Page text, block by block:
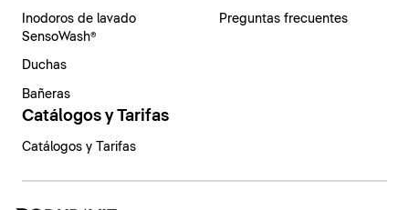
Inodoros de lavado
SensoWash®
Duchas
Bañeras
Preguntas frecuentes
Catálogos y Tarifas
Catálogos y Tarifas